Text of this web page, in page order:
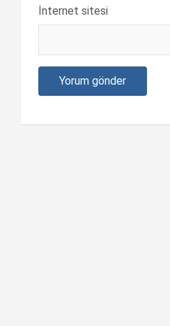
İnternet sitesi